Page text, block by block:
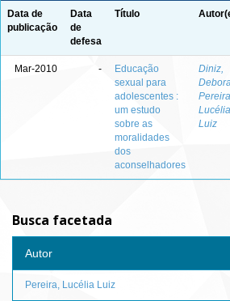
Data de
publicação
Data
de
defesa
Título
Mar-2010 -
Educação
sexual para
adolescentes :
um estudo
sobre as
moralidades
dos
aconselhadores
Diniz,
Lucélia
Luiz
Busca facetada
Autor
Pereira, Lucélia Luiz